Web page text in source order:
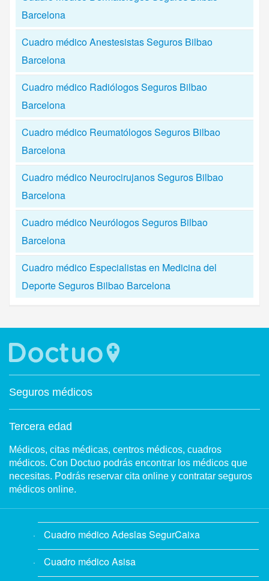
Barcelona
Cuadro médico Anestesistas Seguros Bilbao
Barcelona
Cuadro médico Radiólogos Seguros Bilbao
Barcelona
Cuadro médico Reumatólogos Seguros Bilbao
Barcelona
Cuadro médico Neurocirujanos Seguros Bilbao
Barcelona
Cuadro médico Neurólogos Seguros Bilbao
Barcelona
Cuadro médico Especialistas en Medicina del
Deporte Seguros Bilbao Barcelona
Seguros médicos
Tercera edad
Médicos, citas médicas, centros médicos, cuadros
médicos. Con Doctuo podrás encontrar los médicos que
necesitas. Podrás reservar cita online y contratar seguros
médicos online.
Cuadro médico Adeslas SegurCaixa
Cuadro médico Asisa